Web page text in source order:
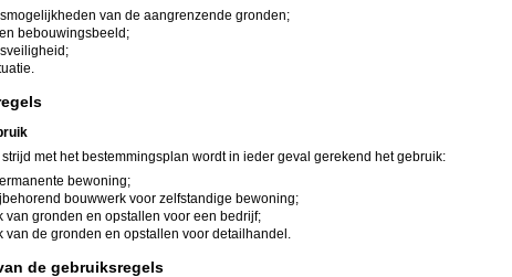
van de aangrenzende gronden;
bebouwingsbeeld;
met het bestemmingsplan wordt in ieder geval gerekend het gebruik:
bewoning;
bouwwerk voor zelfstandige bewoning;
van gronden en opstallen voor een bedrijf;
van de gronden en opstallen voor detailhandel.
de gebruiksregels